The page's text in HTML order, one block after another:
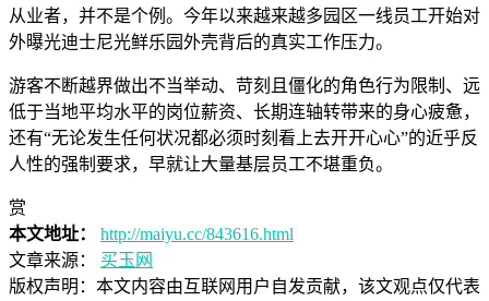
从业者，并不是个例。今年以来越来越多园区一线员工开始对
外曝光迪士尼光鲜乐园外壳背后的真实工作压力。
游客不断越界做出不当举动、苛刻且僵化的角色行为限制、远
低于当地平均水平的岗位薪资、长期连轴转带来的身心疲惫，
还有“无论发生任何状况都必须时刻看上去开开心心”的近乎反
人性的强制要求，早就让大量基层员工不堪重负。
赏
本文地址：
http://maiyu.cc/843616.html
文章来源：
买玉网
版权声明： 本文内容由互联网用户自发贡献，该文观点仅代表